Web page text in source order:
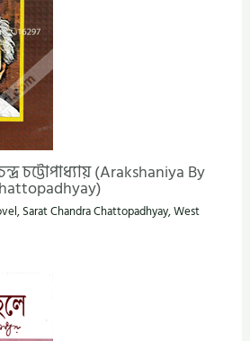
চট্টোপাধ্যায় (Arakshaniya By
, Sarat Chandra Chattopadhyay,West